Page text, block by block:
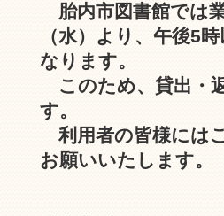
胎内市図書館では
（水）より、午後5
なります。
このため、貸出・
す。
利用者の皆様には
お願いいたします。